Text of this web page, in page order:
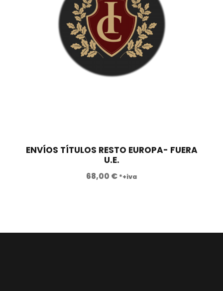
.
ENVÍOS TÍTULOS RESTO EUROPA- FUERA
U.E.
68,00 € *+iva